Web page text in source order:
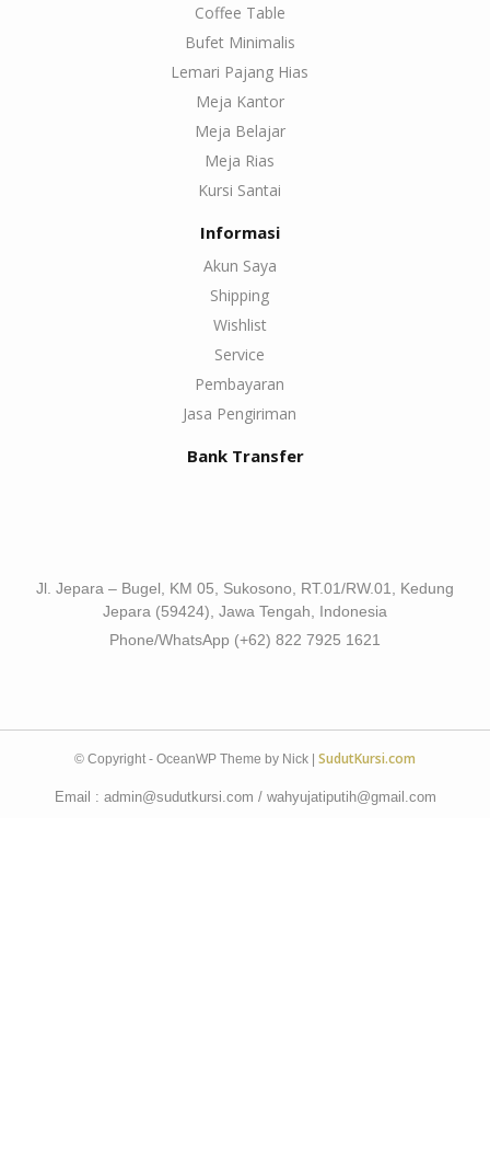
Coffee Table
Bufet Minimalis
Lemari Pajang Hias
Meja Kantor
Meja Belajar
Meja Rias
Kursi Santai
Informasi
Akun Saya
Shipping
Wishlist
Service
Pembayaran
Jasa Pengiriman
Bank Transfer
Jl. Jepara – Bugel, KM 05, Sukosono, RT.01/RW.01, Kedung
Jepara (59424), Jawa Tengah, Indonesia
Phone/WhatsApp (+62) 822 7925 1621
© Copyright - OceanWP Theme by Nick | SudutKursi.com
Email : admin@sudutkursi.com / wahyujatiputih@gmail.com